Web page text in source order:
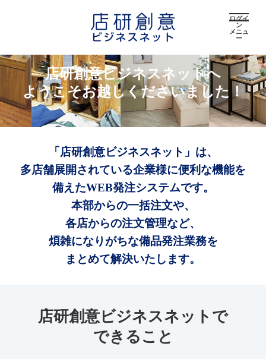
ログイ
ン
メニュ
ー
店研創意ビジネスネットへ
ようこそお越しくださいました！
「店研創意ビジネスネット」は、
多店舗展開されている企業様に便利な機能を
備えたWEB発注システムです。
本部からの一括注文や、
各店からの注文管理など、
煩雑になりがちな備品発注業務を
まとめて解決いたします。
店研創意ビジネスネットで
できること